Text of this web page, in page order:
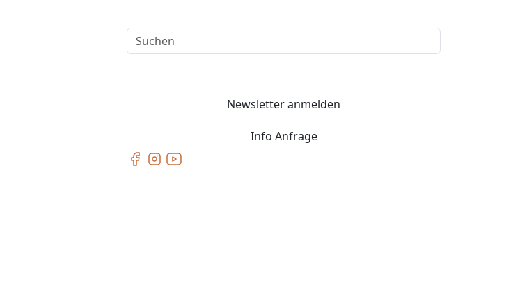
Suchen
Newsletter anmelden
Info Anfrage